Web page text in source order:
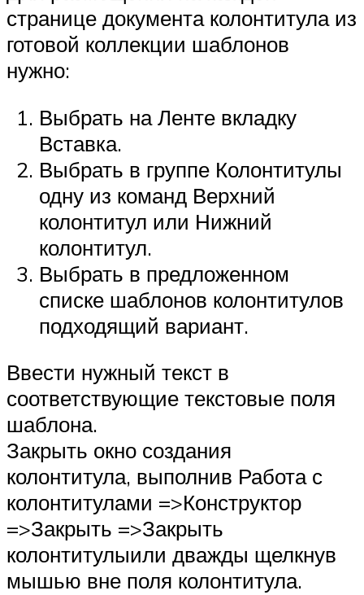
странице документа колонтитула из
готовой коллекции шаблонов
нужно:
Выбрать на Ленте вкладку
Вставка.
Выбрать в группе Колонтитулы
одну из команд Верхний
колонтитул или Нижний
колонтитул.
Выбрать в предложенном
списке шаблонов колонтитулов
подходящий вариант.
Ввести нужный текст в
соответствующие текстовые поля
шаблона.
Закрыть окно создания
колонтитула, выполнив Работа с
колонтитулами =>Конструктор
=>Закрыть =>Закрыть
колонтитулыили дважды щелкнув
мышью вне поля колонтитула.